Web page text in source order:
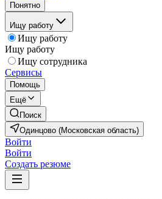
Понятно
Ищу работу
Ищу работу
Ищу работу
Ищу сотрудника
Сервисы
Помощь
Ещё
Поиск
Одинцово (Московская область)
Войти
Войти
Создать резюме